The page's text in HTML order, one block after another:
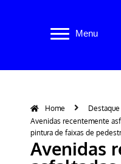
Menu
Home
Destaque
Avenidas recentemente
pintura de faixas de
Avenidas